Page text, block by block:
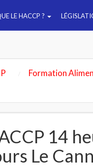
LE HACCP ?
Formation
14
Le